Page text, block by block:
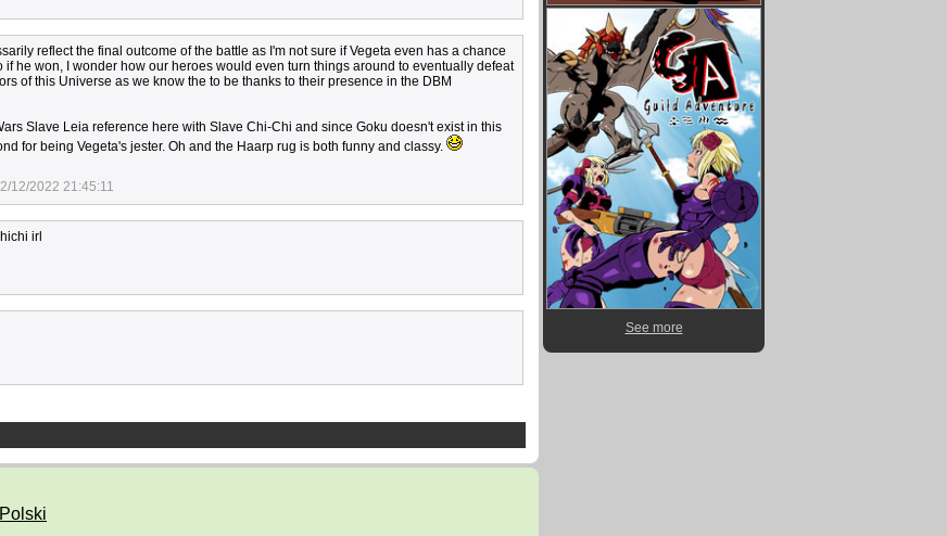
reflect the final outcome of the battle as I'm not sure if Vegeta even has a chance
if he won, I wonder how our heroes would even turn things around to eventually defeat
of this Universe as we know the to be thanks to their presence in the DBM
Slave Leia reference here with Slave Chi-Chi and since Goku doesn't exist in this
for being Vegeta's jester. Oh and the Haarp rug is both funny and classy.
12/2022 21:45:11
irl
Polski
See more